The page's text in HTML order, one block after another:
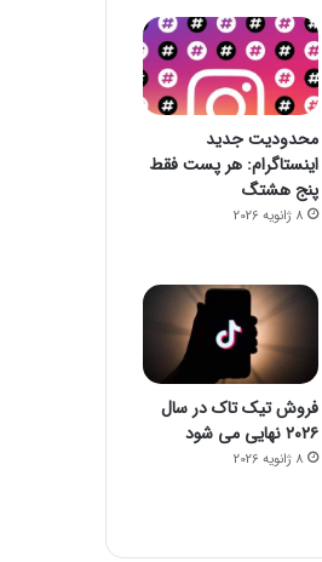
از کجا سرور مجازی
پوشش 5G در تمام مراکز استان‌ها و شهرهای اصلی؛ برنامۀ ایرانسل برای دو سال آینده
6 ژوئن 2022
محدودیت جدید
اینستاگرام: هر پست فقط
پنج هشتگ
8 ژانویه 2026
فروش تیک تاک در سال
۲۰۲۶ نهایی می شود
8 ژانویه 2026